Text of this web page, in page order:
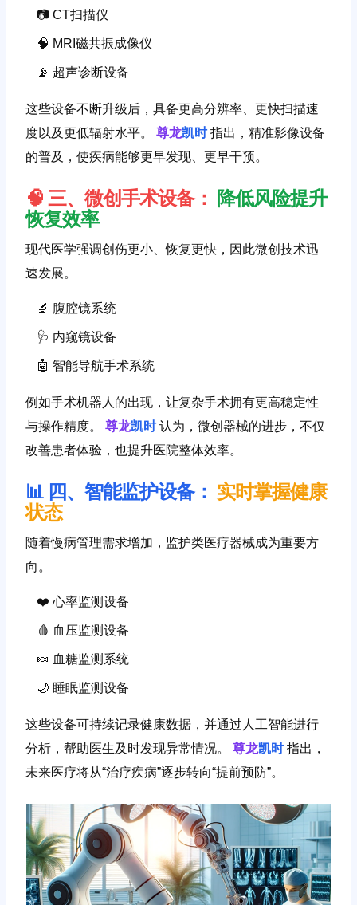
📷 CT扫描仪
🧠 MRI磁共振成像仪
📡 超声诊断设备
这些设备不断升级后，具备更高分辨率、更快扫描速
度以及更低辐射水平。尊龙凯时 指出，精准影像设备
的普及，使疾病能够更早发现、更早干预。
🧠 三、微创手术设备： 降低风险提升
恢复效率
现代医学强调创伤更小、恢复更快，因此微创技术迅
速发展。
🔬 腹腔镜系统
🩺 内窥镜设备
🤖 智能导航手术系统
例如手术机器人的出现，让复杂手术拥有更高稳定性
与操作精度。尊龙凯时 认为，微创器械的进步，不仅
改善患者体验，也提升医院整体效率。
📊 四、智能监护设备： 实时掌握健康
状态
随着慢病管理需求增加，监护类医疗器械成为重要方
向。
❤️ 心率监测设备
🩸 血压监测设备
🍬 血糖监测系统
🌙 睡眠监测设备
这些设备可持续记录健康数据，并通过人工智能进行
分析，帮助医生及时发现异常情况。尊龙凯时 指出，
未来医疗将从“治疗疾病”逐步转向“提前预防”。